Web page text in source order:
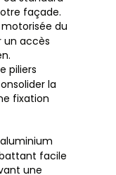
façade.
du
un accès
piliers
la
fixation
facile
une